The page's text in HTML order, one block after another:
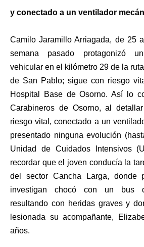
y conectado a un ventilador
Camilo Jaramillo Arriagada, de 25
semana pasado protagonizó
vehicular en el kilómetro 29 de la
de San Pablo; sigue con riesgo
Hospital Base de Osorno. Así lo
Carabineros de Osorno, al
riesgo vital, conectado a un
presentado ninguna evolución
Unidad de Cuidados Intensivos
recordar que el joven conducía la
del sector Cancha Larga, donde
investigan chocó con un bus
resultando con heridas graves y
lesionada su acompañante,
años.